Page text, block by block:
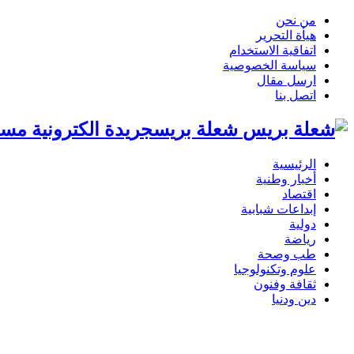
من نحن
هيأة التحرير
اتفاقية الاستخدام
سياسة الخصوصية
ارسل مقال
اتصل بنا
شعلة بريسجريدة الكترونية
الرئيسية
أخبار وطنية
اقتصاد
إبداعات شبابية
دولية
رياضة
طب وصحة
علوم وتكنولوجيا
ثقافة وفنون
دين ودنيا